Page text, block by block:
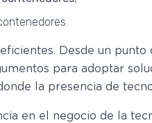
Desde un
para adoptar
la presencia de
en el negocio de la